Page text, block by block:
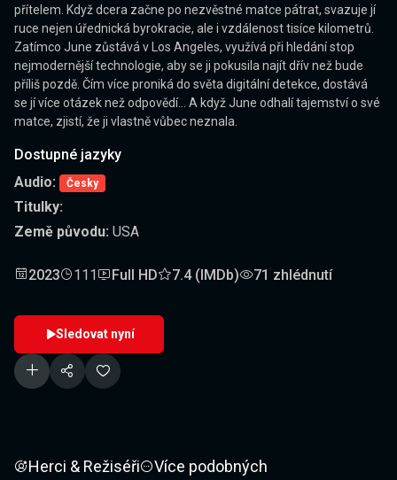
přítelem. Když dcera začne po nezvěstné matce pátrat, svazuje jí
ruce nejen úřednická byrokracie, ale i vzdálenost tisíce kilometrů.
Zatímco June zůstává v Los Angeles, využívá při hledání stop
nejmodernější technologie, aby se ji pokusila najít dřív než bude
příliš pozdě. Čím více proniká do světa digitální detekce, dostává
se jí více otázek než odpovědí... A když June odhalí tajemství o své
matce, zjistí, že ji vlastně vůbec neznala.
Dostupné jazyky
Audio:
Česky
Titulky:
Země původu: USA
2023 111 Full HD 7.4 (IMDb) 71 zhlédnutí
Sledovat nyní
Herci & Režiséři Více podobných